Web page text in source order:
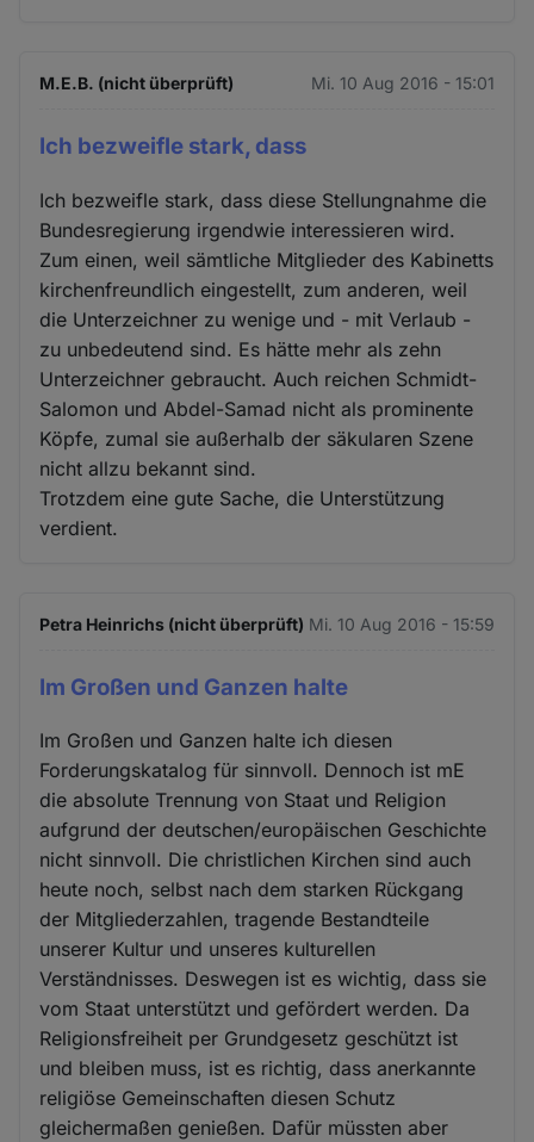
M.E.B. (nicht überprüft) Mi. 10 Aug 2016 - 15:01
Ich bezweifle stark, dass
Ich bezweifle stark, dass diese Stellungnahme die
Bundesregierung irgendwie interessieren wird.
Zum einen, weil sämtliche Mitglieder des Kabinetts
kirchenfreundlich eingestellt, zum anderen, weil
die Unterzeichner zu wenige und - mit Verlaub -
zu unbedeutend sind. Es hätte mehr als zehn
Unterzeichner gebraucht. Auch reichen Schmidt-
Salomon und Abdel-Samad nicht als prominente
Köpfe, zumal sie außerhalb der säkularen Szene
nicht allzu bekannt sind.
Trotzdem eine gute Sache, die Unterstützung
verdient.
Petra Heinrichs (nicht überprüft) Mi. 10 Aug 2016 - 15:59
Im Großen und Ganzen halte
Im Großen und Ganzen halte ich diesen
Forderungskatalog für sinnvoll. Dennoch ist mE
die absolute Trennung von Staat und Religion
aufgrund der deutschen/europäischen Geschichte
nicht sinnvoll. Die christlichen Kirchen sind auch
heute noch, selbst nach dem starken Rückgang
der Mitgliederzahlen, tragende Bestandteile
unserer Kultur und unseres kulturellen
Verständnisses. Deswegen ist es wichtig, dass sie
vom Staat unterstützt und gefördert werden. Da
Religionsfreiheit per Grundgesetz geschützt ist
und bleiben muss, ist es richtig, dass anerkannte
religiöse Gemeinschaften diesen Schutz
gleichermaßen genießen. Dafür müssten aber